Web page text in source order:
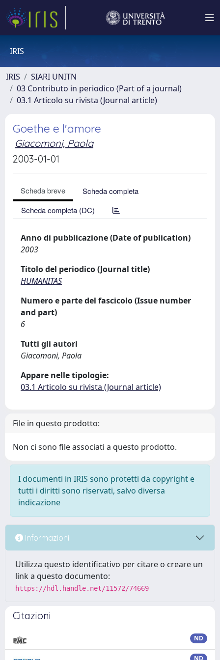
IRIS
IRIS
SIARI UNITN
03 Contributo in periodico (Part of a journal)
03.1 Articolo su rivista (Journal article)
Goethe e l'amore
Giacomoni, Paola
2003-01-01
Scheda breve
Scheda completa
Scheda completa (DC)
Anno di pubblicazione (Date of publication)
2003
Titolo del periodico (Journal title)
HUMANITAS
Numero e parte del fascicolo (Issue number
and part)
6
Tutti gli autori
Giacomoni, Paola
Appare nelle tipologie:
03.1 Articolo su rivista (Journal article)
File in questo prodotto:
Non ci sono file associati a questo prodotto.
I documenti in IRIS sono protetti da copyright e
tutti i diritti sono riservati, salvo diversa
indicazione
Informazioni
Utilizza questo identificativo per citare o creare un
link a questo documento:
https://hdl.handle.net/11572/74669
Citazioni
ND